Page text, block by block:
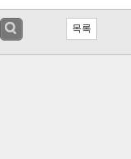
목록